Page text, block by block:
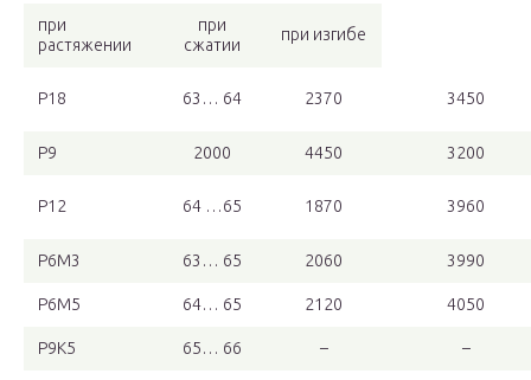
при
растяжении
при
сжатии
при изгибе
Р18 63… 64 2370 3450
Р9 2000 4450 3200
Р12 64 …65 1870 3960
Р6М3 63… 65 2060 3990
Р6М5 64… 65 2120 4050
Р9К5 65… 66 – –